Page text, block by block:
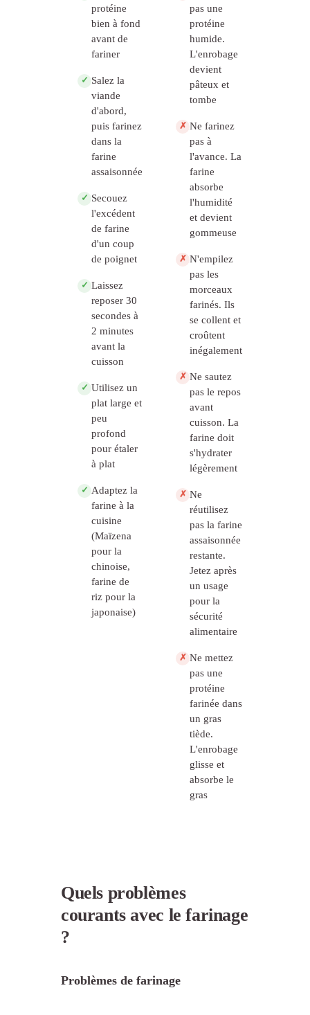
protéine
bien à fond
avant de
fariner
✓ Salez la
viande
d'abord,
puis farinez
dans la
farine
assaisonnée
✓ Secouez
l'excédent
de farine
d'un coup
de poignet
✓ Laissez
reposer 30
secondes à
2 minutes
avant la
cuisson
✓ Utilisez un
plat large et
peu
profond
pour étaler
à plat
✓ Adaptez la
farine à la
cuisine
(Maïzena
pour la
chinoise,
farine de
riz pour la
japonaise)
pas une
protéine
humide.
L'enrobage
devient
pâteux et
tombe
✗ Ne farinez
pas à
l'avance. La
farine
absorbe
l'humidité
et devient
gommeuse
✗ N'empilez
pas les
morceaux
farinés. Ils
se collent et
croûtent
inégalement
✗ Ne sautez
pas le repos
avant
cuisson. La
farine doit
s'hydrater
légèrement
✗ Ne
réutilisez
pas la farine
assaisonnée
restante.
Jetez après
un usage
pour la
sécurité
alimentaire
✗ Ne mettez
pas une
protéine
farinée dans
un gras
tiède.
L'enrobage
glisse et
absorbe le
gras
Quels problèmes
courants avec le farinage
?
Problèmes de farinage